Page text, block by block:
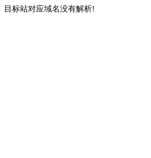
目标站对应域名没有解析!